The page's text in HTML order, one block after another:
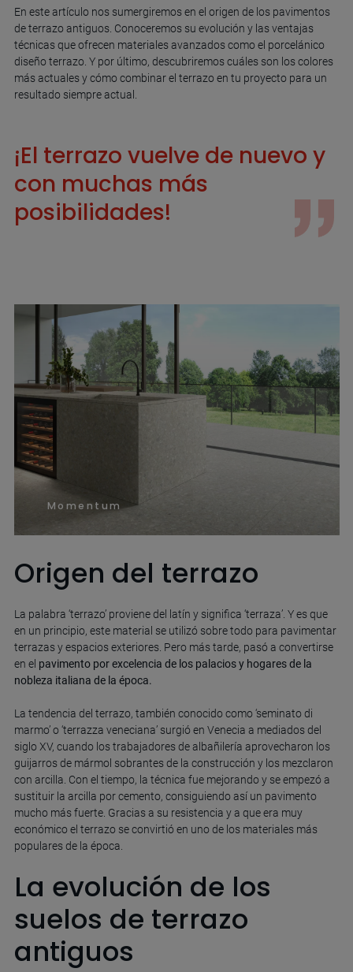
En este artículo nos sumergiremos en el origen de los pavimentos
de terrazo antiguos. Conoceremos su evolución y las ventajas
técnicas que ofrecen materiales avanzados como el porcelánico
diseño terrazo. Y por último, descubriremos cuáles son los colores
más actuales y cómo combinar el terrazo en tu proyecto para un
resultado siempre actual.
¡El terrazo vuelve de nuevo y
con muchas más
posibilidades!
Momentum
Origen del terrazo
La palabra ‘terrazo’ proviene del latín y significa ‘terraza’. Y es que
en un principio, este material se utilizó sobre todo para pavimentar
terrazas y espacios exteriores. Pero más tarde, pasó a convertirse
en el pavimento por excelencia de los palacios y hogares de la
nobleza italiana de la época.
La tendencia del terrazo, también conocido como ‘seminato di
marmo’ o ‘terrazza veneciana’ surgió en Venecia a mediados del
siglo XV, cuando los trabajadores de albañilería aprovecharon los
guijarros de mármol sobrantes de la construcción y los mezclaron
con arcilla. Con el tiempo, la técnica fue mejorando y se empezó a
sustituir la arcilla por cemento, consiguiendo así un pavimento
mucho más fuerte. Gracias a su resistencia y a que era muy
económico el terrazo se convirtió en uno de los materiales más
populares de la época.
La evolución de los
suelos de terrazo
antiguos